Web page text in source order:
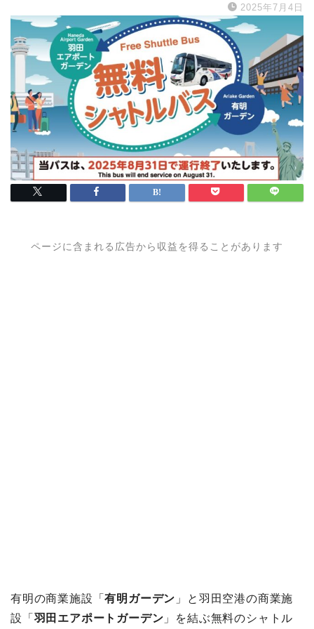
2025年7月4日
ページに含まれる広告から収益を得ることがあります
有明の商業施設「有明ガーデン 」と羽田空港の商業施
設「 羽田エアポートガーデン 」を結ぶ無料のシャトル